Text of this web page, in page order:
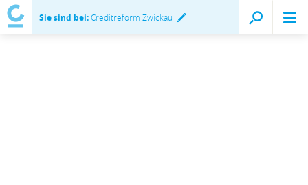
Sie sind bei:Creditreform Zwickau